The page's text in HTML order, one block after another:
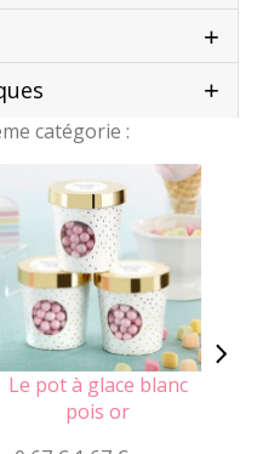
catégorie :
Le pot à glace blanc
pois or